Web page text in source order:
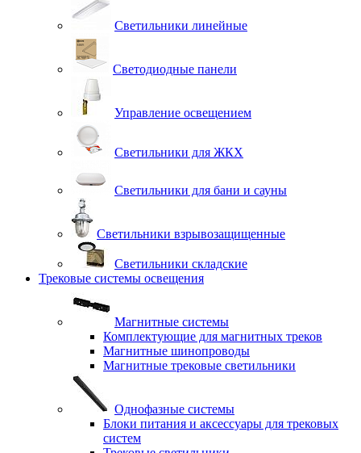
Светильники линейные
Светодиодные панели
Управление освещением
Светильники для ЖКХ
Светильники для бани и сауны
Светильники взрывозащищенные
Светильники складские
Трековые системы освещения
Магнитные системы
Комплектующие для магнитных треков
Магнитные шинопроводы
Магнитные трековые светильники
Однофазные системы
Блоки питания и аксессуары для трековых
систем